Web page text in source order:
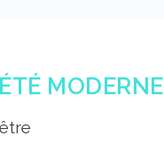
MODERNE